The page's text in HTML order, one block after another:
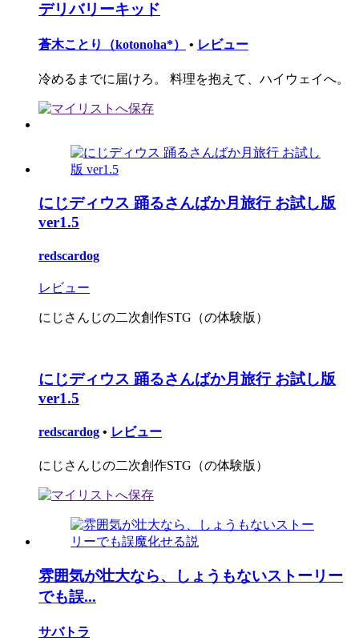
デリバリーキッド
蒼木ことり（kotonoha*） • レビュー
冷めるまでに届けろ。 料理を抱えて、ハイウェイへ。
にじディウス 踊るさんばか月旅行 お試し版
ver1.5
redscardog
レビュー
にじさんじの二次創作STG（の体験版）
にじディウス 踊るさんばか月旅行 お試し版
ver1.5
redscardog • レビュー
にじさんじの二次創作STG（の体験版）
雰囲気が壮大なら、しょうもないストーリー
でも誤...
サバトラ